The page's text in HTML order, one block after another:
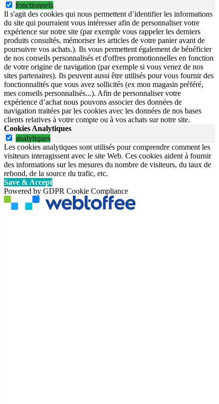
fonctionnels
Il s'agit des cookies qui nous permettent d’identifier les informations
du site qui pourraient vous intéresser afin de personnaliser votre
expérience sur notre site (par exemple vous rappeler les derniers
produits consultés, mémoriser les articles de votre panier avant de
poursuivre vos achats.). Ils vous permettent également de bénéficier
de nos conseils personnalisés et d'offres promotionnelles en fonction
de votre origine de navigation (par exemple si vous venez de nos
sites partenaires). Ils peuvent aussi être utilisés pour vous fournir des
fonctionnalités que vous avez sollicités (ex mon magasin préféré,
mes conseils personnalisés...). Afin de personnaliser votre
expérience d’achat nous pouvons associer des données de
navigation traitées par les cookies avec les données de nos bases
clients relatives à votre compte ou à vos achats sur notre site.
Cookies Analytiques
analytiques
Les cookies analytiques sont utilisés pour comprendre comment les
visiteurs interagissent avec le site Web. Ces cookies aident à fournir
des informations sur les mesures du nombre de visiteurs, du taux de
rebond, de la source du trafic, etc.
Save & Accept
Powered by GDPR Cookie Compliance